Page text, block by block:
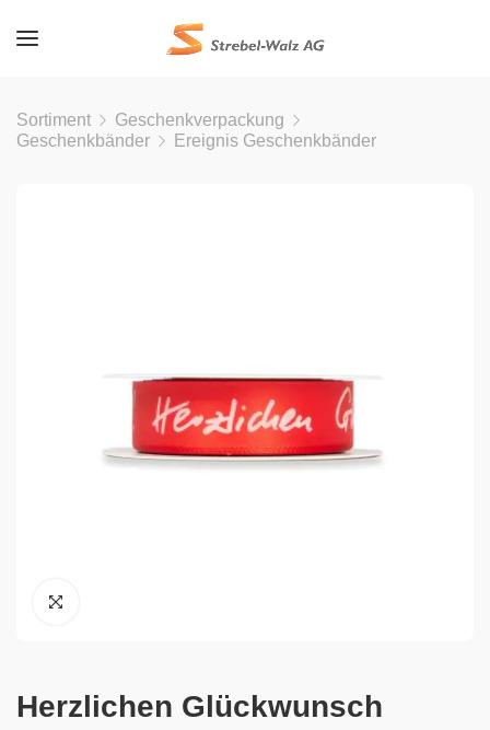
Sortiment
Geschenkverpackung
Geschenkbänder
Ereignis Geschenkbänder
Herzlichen Glückwunsch